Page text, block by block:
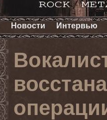
Новости Интервью